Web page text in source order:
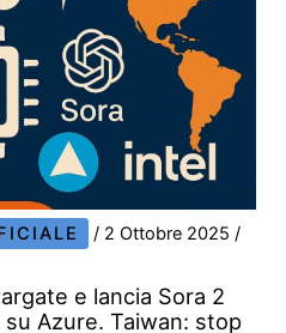
/ 2 Ottobre 2025/
e lancia Sora 2
Azure. Taiwan: stop